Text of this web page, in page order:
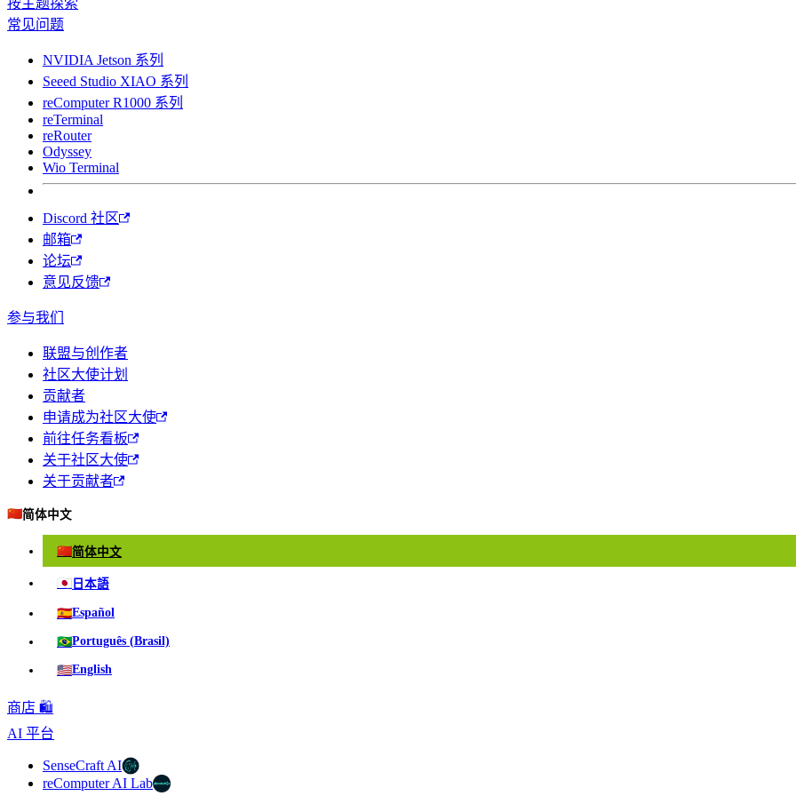
按主题探索
常见问题
NVIDIA Jetson 系列
Seeed Studio XIAO 系列
reComputer R1000 系列
reTerminal
reRouter
Odyssey
Wio Terminal
Discord 社区
邮箱
论坛
意见反馈
参与我们
联盟与创作者
社区大使计划
贡献者
申请成为社区大使
前往任务看板
关于社区大使
关于贡献者
🇨🇳简体中文
🇨🇳简体中文
🇯🇵 日本語
🇪🇸Español
🇧🇷Português (Brasil)
🇺🇸English
商店 🛍️
AI 平台
SenseCraft AI
reComputer AI Lab